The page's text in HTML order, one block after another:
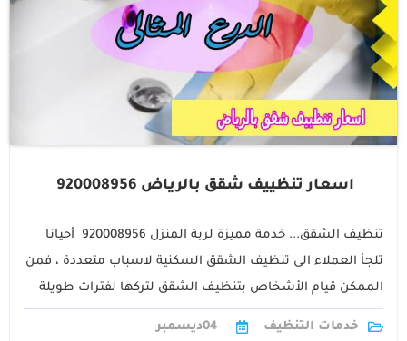
اسعار تنظييف شقق بالرياض 920008956
تنظيف الشقق... خدمة مميزة لربة المنزل 920008956 أحيانا
تلجأ العملاء الى تنظيف الشقق السكنية لاسباب متعددة ، فمن
الممكن قيام الأشخاص بتنظيف الشقق لتركها لفترات طويلة
وتراكم الاتربة والاوساخ ،1
خدمات التنظيف
04ديسمبر